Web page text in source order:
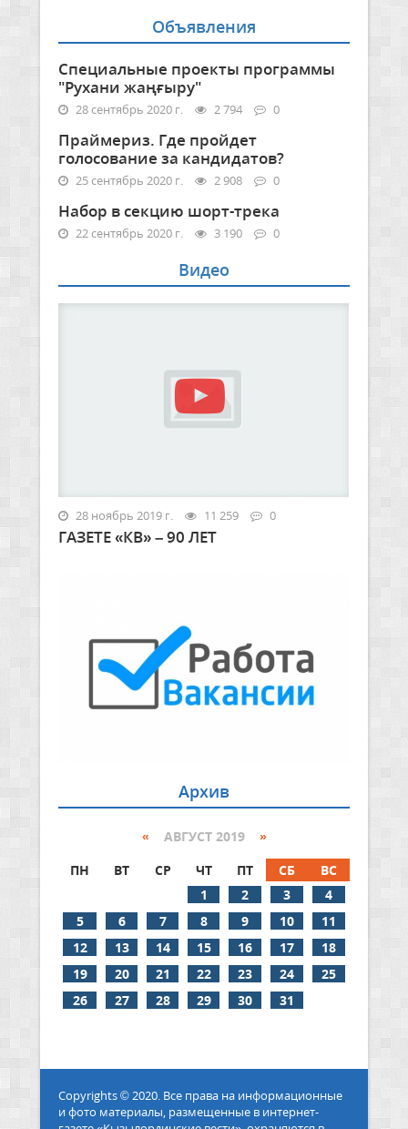
Объявления
Специальные проекты программы
"Рухани жаңғыру"
28 сентябрь 2020 г. 2 794 0
Праймериз. Где пройдет
голосование за кандидатов?
25 сентябрь 2020 г. 2 908 0
Набор в секцию шорт-трека
22 сентябрь 2020 г. 3 190 0
Видео
28 ноябрь 2019 г. 11 259 0
ГАЗЕТЕ «КВ» – 90 ЛЕТ
Архив
« АВГУСТ 2019 »
ПН
ВТ СР ЧТ ПТ СБ
ВС
1
2 3
4
5
6 7 8 9 10
11
12
13 14 15 16 17
18
19
20 21 22 23 24
25
26
27 28 29 30 31
Copyrights © 2020. Все права на информационные
и фото материалы, размещенные в интернет-